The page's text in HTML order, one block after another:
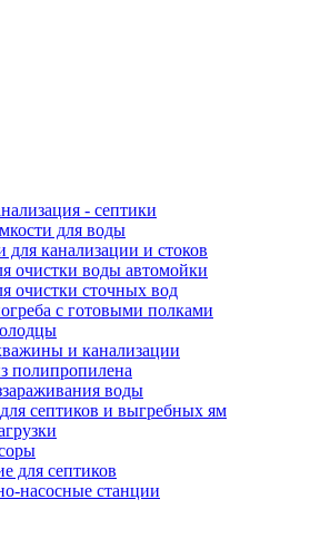
- септики
для воды
для канализации и стоков
очистки воды автомойки
очистки сточных вод
с готовыми полками
и канализации
полипропилена
воды
септиков и выгребных ям
для септиков
насосные станции